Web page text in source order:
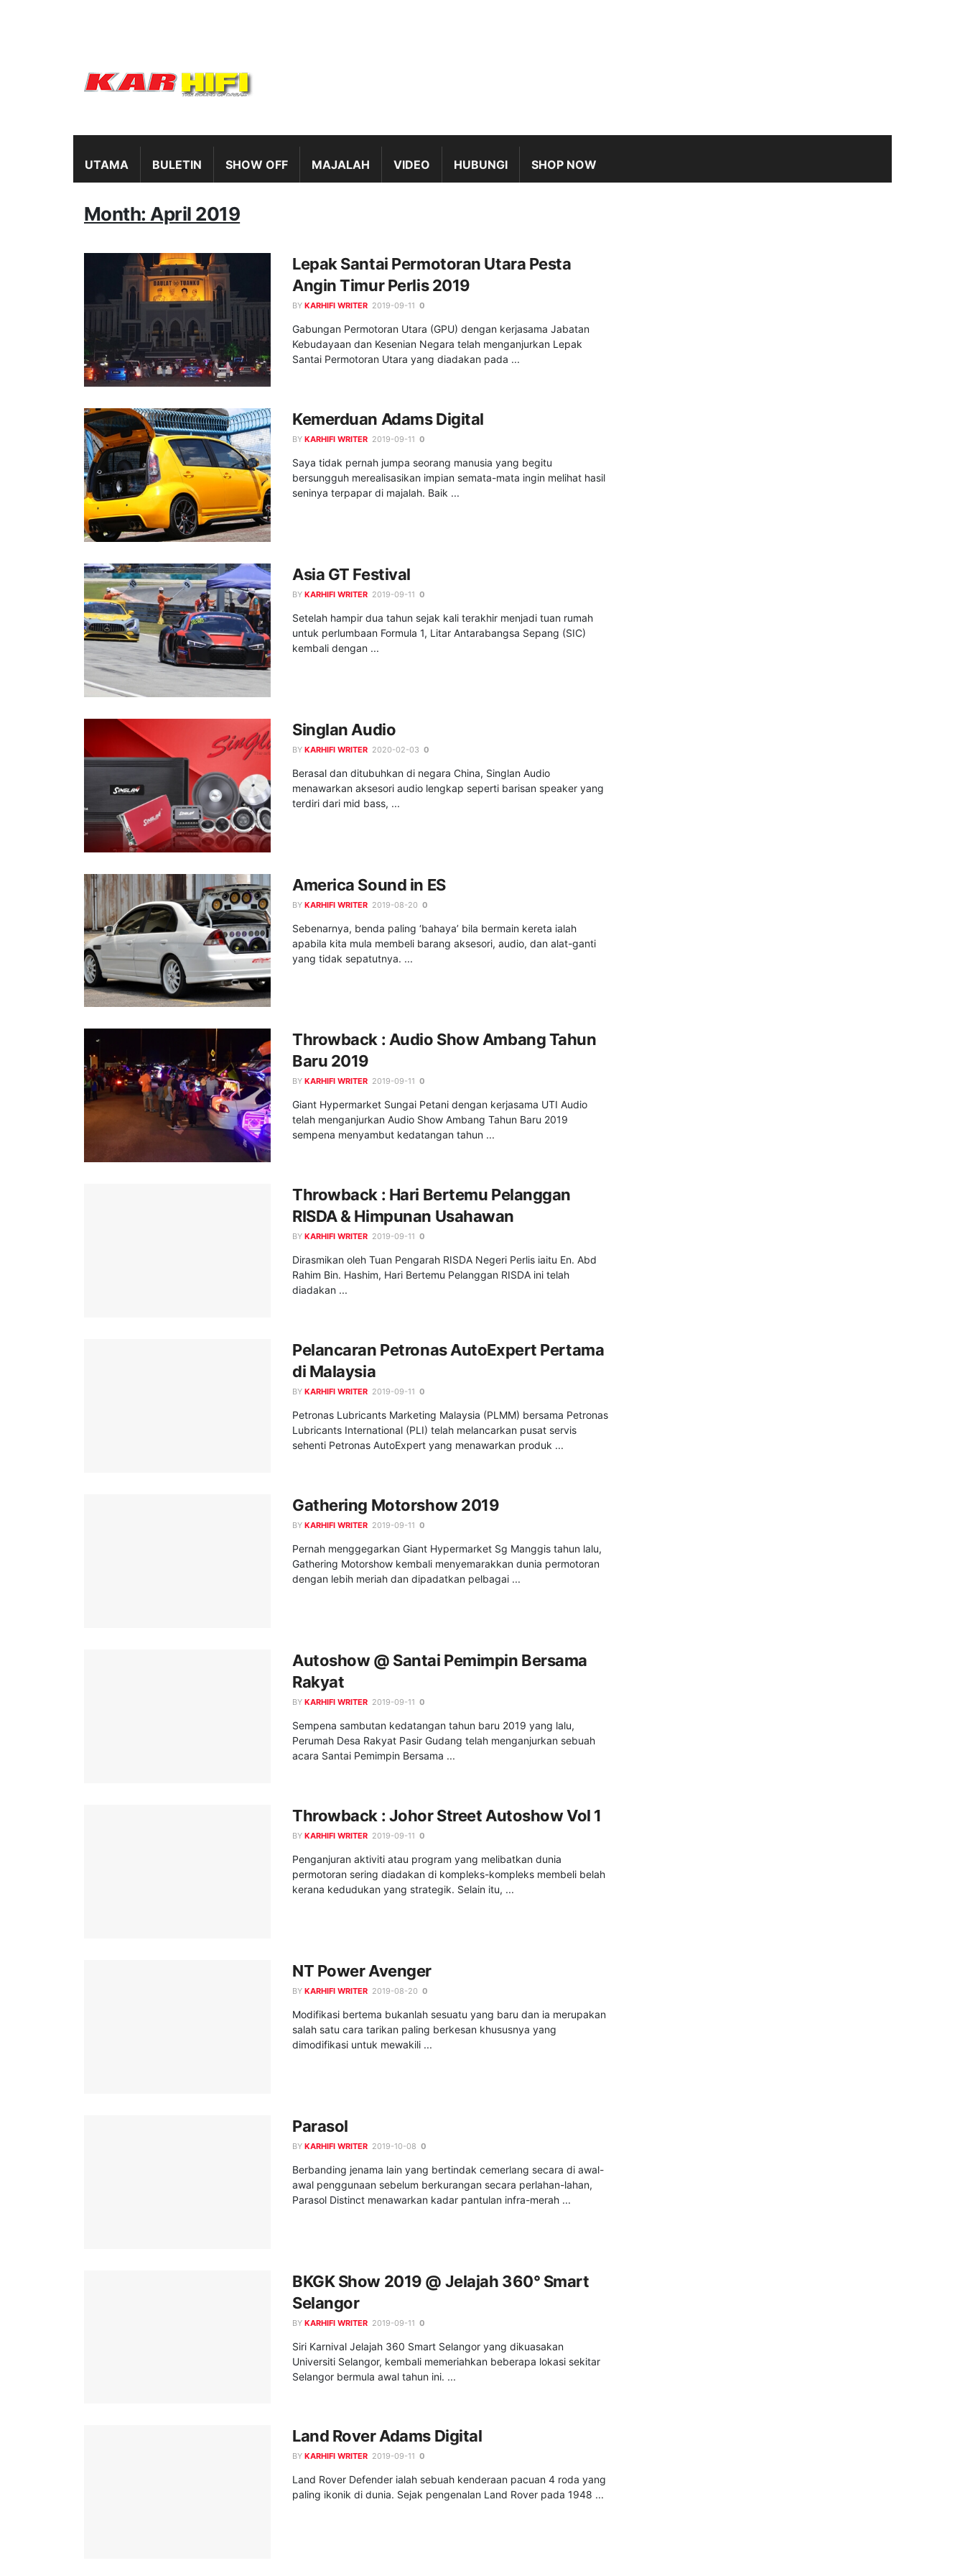
UTAMA BULETIN SHOW OFF MAJALAH VIDEO HUBUNGI SHOP NOW
Month: April 2019
Lepak Santai Permotoran Utara Pesta
Angin Timur Perlis 2019
BY KARHIFI WRITER 2019-09-11 0
Gabungan Permotoran Utara (GPU) dengan kerjasama Jabatan
Kebudayaan dan Kesenian Negara telah menganjurkan Lepak
Santai Permotoran Utara yang diadakan pada ...
Kemerduan Adams Digital
BY KARHIFI WRITER 2019-09-11 0
Saya tidak pernah jumpa seorang manusia yang begitu
bersungguh merealisasikan impian semata-mata ingin melihat hasil
seninya terpapar di majalah. Baik ...
Asia GT Festival
BY KARHIFI WRITER 2019-09-11 0
Setelah hampir dua tahun sejak kali terakhir menjadi tuan rumah
untuk perlumbaan Formula 1, Litar Antarabangsa Sepang (SIC)
kembali dengan ...
Singlan Audio
BY KARHIFI WRITER 2020-02-03 0
Berasal dan ditubuhkan di negara China, Singlan Audio
menawarkan aksesori audio lengkap seperti barisan speaker yang
terdiri dari mid bass, ...
America Sound in ES
BY KARHIFI WRITER 2019-08-20 0
Sebenarnya, benda paling ‘bahaya’ bila bermain kereta ialah
apabila kita mula membeli barang aksesori, audio, dan alat-ganti
yang tidak sepatutnya. ...
Throwback : Audio Show Ambang Tahun
Baru 2019
BY KARHIFI WRITER 2019-09-11 0
Giant Hypermarket Sungai Petani dengan kerjasama UTI Audio
telah menganjurkan Audio Show Ambang Tahun Baru 2019
sempena menyambut kedatangan tahun ...
Throwback : Hari Bertemu Pelanggan
RISDA & Himpunan Usahawan
BY KARHIFI WRITER 2019-09-11 0
Dirasmikan oleh Tuan Pengarah RISDA Negeri Perlis iaitu En. Abd
Rahim Bin. Hashim, Hari Bertemu Pelanggan RISDA ini telah
diadakan ...
Pelancaran Petronas AutoExpert Pertama
di Malaysia
BY KARHIFI WRITER 2019-09-11 0
Petronas Lubricants Marketing Malaysia (PLMM) bersama Petronas
Lubricants International (PLI) telah melancarkan pusat servis
sehenti Petronas AutoExpert yang menawarkan produk ...
Gathering Motorshow 2019
BY KARHIFI WRITER 2019-09-11 0
Pernah menggegarkan Giant Hypermarket Sg Manggis tahun lalu,
Gathering Motorshow kembali menyemarakkan dunia permotoran
dengan lebih meriah dan dipadatkan pelbagai ...
Autoshow @ Santai Pemimpin Bersama
Rakyat
BY KARHIFI WRITER 2019-09-11 0
Sempena sambutan kedatangan tahun baru 2019 yang lalu,
Perumah Desa Rakyat Pasir Gudang telah menganjurkan sebuah
acara Santai Pemimpin Bersama ...
Throwback : Johor Street Autoshow Vol 1
BY KARHIFI WRITER 2019-09-11 0
Penganjuran aktiviti atau program yang melibatkan dunia
permotoran sering diadakan di kompleks-kompleks membeli belah
kerana kedudukan yang strategik. Selain itu, ...
NT Power Avenger
BY KARHIFI WRITER 2019-08-20 0
Modifikasi bertema bukanlah sesuatu yang baru dan ia merupakan
salah satu cara tarikan paling berkesan khususnya yang
dimodifikasi untuk mewakili ...
Parasol
BY KARHIFI WRITER 2019-10-08 0
Berbanding jenama lain yang bertindak cemerlang secara di awal-
awal penggunaan sebelum berkurangan secara perlahan-lahan,
Parasol Distinct menawarkan kadar pantulan infra-merah ...
BKGK Show 2019 @ Jelajah 360° Smart
Selangor
BY KARHIFI WRITER 2019-09-11 0
Siri Karnival Jelajah 360 Smart Selangor yang dikuasakan
Universiti Selangor, kembali memeriahkan beberapa lokasi sekitar
Selangor bermula awal tahun ini. ...
Land Rover Adams Digital
BY KARHIFI WRITER 2019-09-11 0
Land Rover Defender ialah sebuah kenderaan pacuan 4 roda yang
paling ikonik di dunia. Sejak pengenalan Land Rover pada 1948 ...